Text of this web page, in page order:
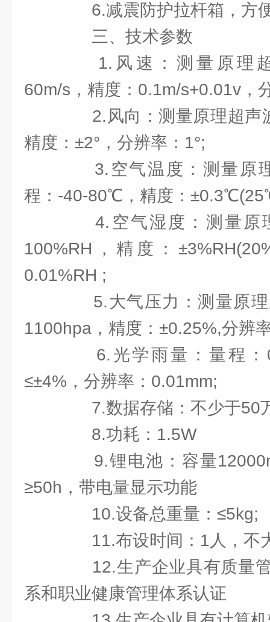
6.减震防护拉杆箱，方
三、技术参数
1.风速：测量原理超
60m/s，精度：0.1m/s+0.01v，
2.风向：测量原理超声
精度：±2°，分辨率：1°;
3.空气温度：测量原
程：-40-80℃，精度：
4.空气湿度：测量原
100%RH，精度：
0.01%RH ;
5.大气压力：测量原理
1100hpa，精度：±0.25%,分辨
6.光学雨量：量程：
≤±4%，分辨率：0.01mm;
7.数据存储：不少于50
8.功耗：1.5W
9.锂电池：容量
≥50h，带电量显示功能
10.设备总重量：≤5kg;
11.布设时间：1人，不
12.生产企业具有质量管
系和职业健康管理体系认证